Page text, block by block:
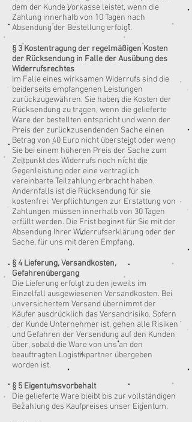
dem der Kunde Vorkasse leistet, wenn die
Zahlung innerhalb von 10 Tagen nach
Absendung der Bestellung erfolgt.
§ 3 Kostentragung der regelmäßigen Kosten
der Rücksendung in Falle der Ausübung des
Widerrufsrechtes
Im Falle eines wirksamen Widerrufs sind die
beiderseits empfangenen Leistungen
zurückzugewähren. Sie haben die Kosten der
Rücksendung zu tragen, wenn die gelieferte
Ware der bestellten entspricht und wenn der
Preis der zurückzusendenden Sache einen
Betrag von 40 Euro nicht übersteigt oder wenn
Sie bei einem höheren Preis der Sache zum
Zeitpunkt des Widerrufs noch nicht die
Gegenleistung oder eine vertraglich
vereinbarte Teilzahlung erbracht haben.
Andernfalls ist die Rücksendung für sie
kostenfrei. Verpflichtungen zur Erstattung von
Zahlungen müssen innerhalb von 30 Tagen
erfüllt werden. Die Frist beginnt für Sie mit der
Absendung Ihrer Widerrufserklärung oder der
Sache, für uns mit deren Empfang.
§ 4 Lieferung, Versandkosten,
Gefahrenübergang
Die Lieferung erfolgt zu den jeweils im
Einzelfall ausgewiesenen Versandkosten. Bei
unversichertem Versand übernimmt der
Käufer ausdrücklich das Versandrisiko. Sofern
der Kunde Unternehmer ist, gehen alle Risiken
und Gefahren der Versendung auf den Kunden
über, sobald die Ware von uns an den
beauftragten Logistikpartner übergeben
worden ist.
§ 5 Eigentumsvorbehalt
Die gelieferte Ware bleibt bis zur vollständigen
Bezahlung des Kaufpreises unser Eigentum.